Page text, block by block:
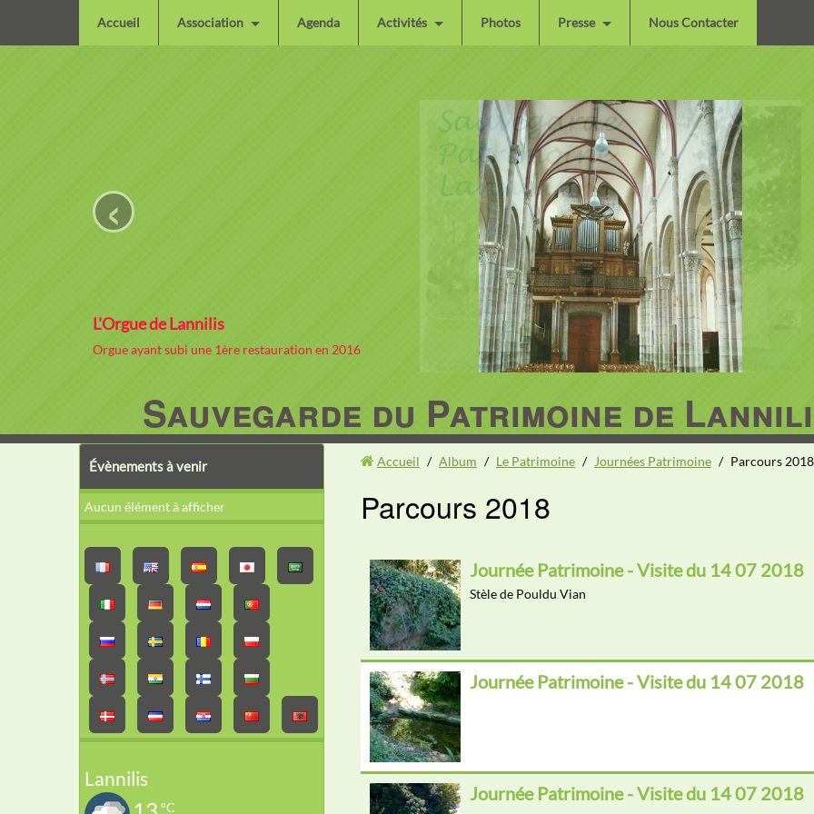
Accueil Association Agenda Activités Photos Presse Nous Contacter
L'Orgue de Lannilis
Orgue ayant subi une 1ère restauration en 2016
‹
Sauvegarde du Patrimoine de
Évènements à venir
Aucun élément à afficher
Lannilis
°C
Accueil / Album / Le Patrimoine / Journées Patrimoine / Parcours 2018
Parcours 2018
Journée Patrimoine - Visite du 14 07 2018
Stèle de Pouldu Vian
Journée Patrimoine - Visite du 14 07 2018
Journée Patrimoine - Visite du 14 07 2018